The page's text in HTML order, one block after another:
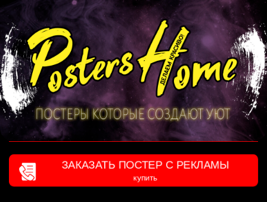
ЗАКАЗАТЬ ПОСТЕР С РЕКЛАМЫ
купить